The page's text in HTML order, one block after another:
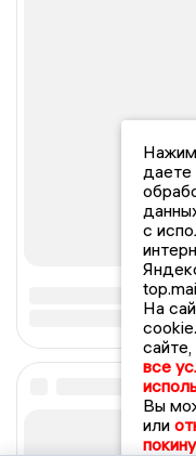
даете
с
На
все
Вы
или